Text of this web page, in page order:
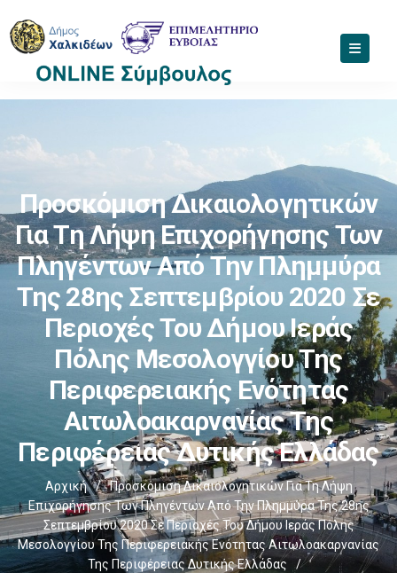
Προσκόμιση Δικαιολογητικών
Για Τη Λήψη Επιχορήγησης Των
Πληγέντων Από Την Πλημμύρα
Της 28ης Σεπτεμβρίου 2020 Σε
Περιοχές Του Δήμου Ιεράς
Πόλης Μεσολογγίου Της
Περιφερειακής Ενότητας
Αιτωλοακαρνανίας Της
Περιφέρειας Δυτικής Ελλάδας
Αρχική /
Προσκόμιση Δικαιολογητικών Για Τη Λήψη
Επιχορήγησης Των Πληγέντων Από Την Πλημμύρα Της 28ης
Σεπτεμβρίου 2020 Σε Περιοχές Του Δήμου Ιεράς Πόλης
Μεσολογγίου Της Περιφερειακής Ενότητας Αιτωλοακαρνανίας
Της Περιφέρειας Δυτικής Ελλάδας
/